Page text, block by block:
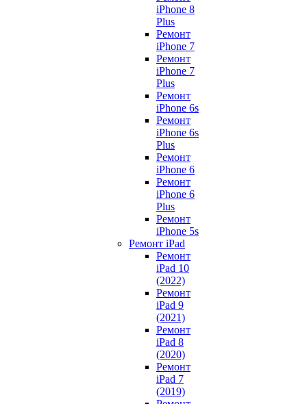
iPhone 8
Plus
Ремонт
iPhone 7
Ремонт
iPhone 7
Plus
Ремонт
iPhone 6s
Ремонт
iPhone 6s
Plus
Ремонт
iPhone 6
Ремонт
iPhone 6
Plus
Ремонт
iPhone 5s
Ремонт iPad
Ремонт
iPad 10
(2022)
Ремонт
iPad 9
(2021)
Ремонт
iPad 8
(2020)
Ремонт
iPad 7
(2019)